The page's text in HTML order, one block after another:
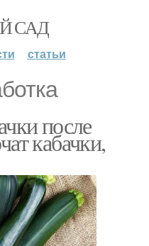
САД
статьи
после
кабачки,